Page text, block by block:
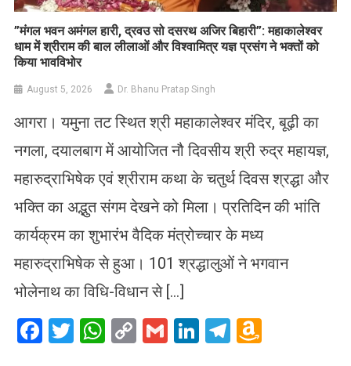
​”मंगल भवन अमंगल हारी, द्रवउ सो दसरथ अजिर बिहारी”: महाकालेश्वर
धाम में श्रीराम की बाल लीलाओं और विश्वामित्र यज्ञ प्रसंग ने भक्तों को
किया भावविभोर
August 5, 2026 Dr. Bhanu Pratap Singh
आगरा। यमुना तट स्थित श्री महाकालेश्वर मंदिर, बूढ़ी का
नगला, दयालबाग में आयोजित नौ दिवसीय श्री रुद्र महायज्ञ,
महारुद्राभिषेक एवं श्रीराम कथा के चतुर्थ दिवस श्रद्धा और
भक्ति का अद्भुत संगम देखने को मिला। प्रतिदिन की भांति
कार्यक्रम का शुभारंभ वैदिक मंत्रोच्चार के मध्य
महारुद्राभिषेक से हुआ। 101 श्रद्धालुओं ने भगवान
भोलेनाथ का विधि-विधान से […]
Facebook
Twitter
WhatsApp
CopyGmailLinkedIn
Telegram